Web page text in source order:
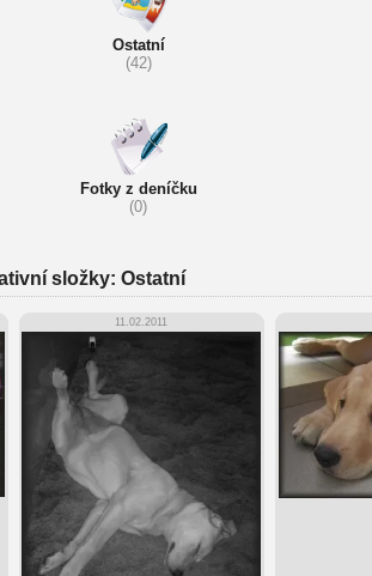
Ostatní
(42)
Fotky z deníčku
(0)
složky: Ostatní
11.02.2011